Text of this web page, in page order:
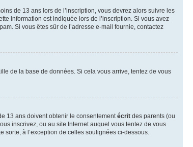
de 13 ans lors de l’inscription, vous devrez alors suivre les
information est indiquée lors de l’inscription. Si vous avez
Si vous êtes sûr de l’adresse e-mail fournie, contactez
de la base de données. Si cela vous arrive, tentez de vous
13 ans doivent obtenir le consentement écrit des parents (ou
inscrivez, ou au site Internet auquel vous tentez de vous
à l’exception de celles soulignées ci-dessous.